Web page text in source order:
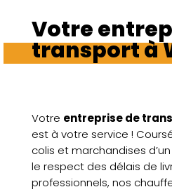
Votre
transport à
Votre entreprise de
est à votre service !
colis et marchandises
le respect des délais de
professionnels, nos